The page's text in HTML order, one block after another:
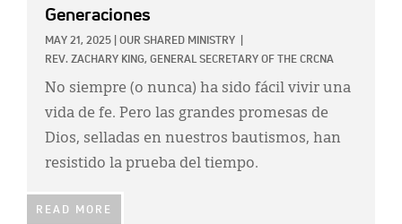
Generaciones
MAY 21, 2025 OUR SHARED MINISTRY
REV. ZACHARY KING, GENERAL SECRETARY OF THE CRCNA
No siempre (o nunca) ha sido fácil vivir una
vida de fe. Pero las grandes promesas de
Dios, selladas en nuestros bautismos, han
resistido la prueba del tiempo.
READ MORE